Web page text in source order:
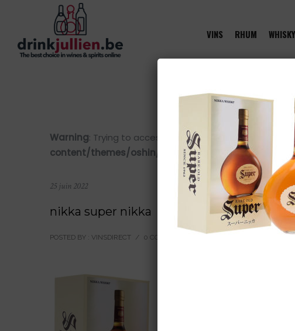
VINS RHUM
Warning: Trying to access array offset on value of type
content/themes/oshin/content.php
on line28
25 juin 2022
nikka super nikka
POSTED BY : VINSDIRECT / 0 COMMENTS